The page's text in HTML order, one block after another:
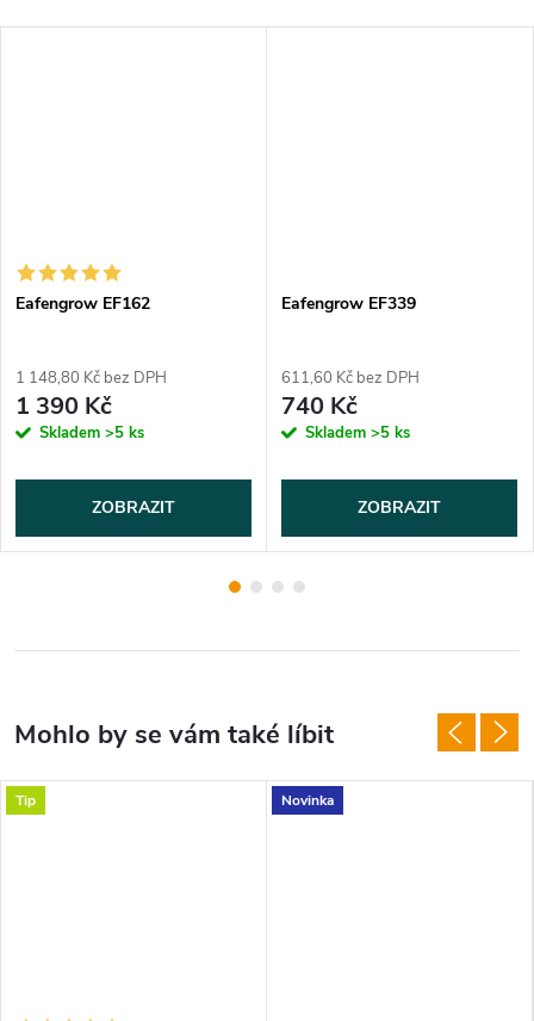
Eafengrow EF162
1 148,80 Kč bez DPH
1 390 Kč
Skladem >5 ks
ZOBRAZIT
Eafengrow EF339
611,60 Kč bez DPH
740 Kč
Skladem >5 ks
ZOBRAZIT
Tip Novinka